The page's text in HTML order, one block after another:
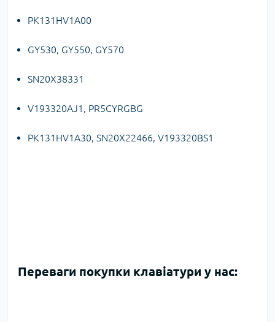
PK131HV1A00
GY530, GY550, GY570
SN20X38331
V193320AJ1, PR5CYRGBG
PK131HV1A30, SN20X22466, V193320BS1
Переваги покупки клавіатури у нас: